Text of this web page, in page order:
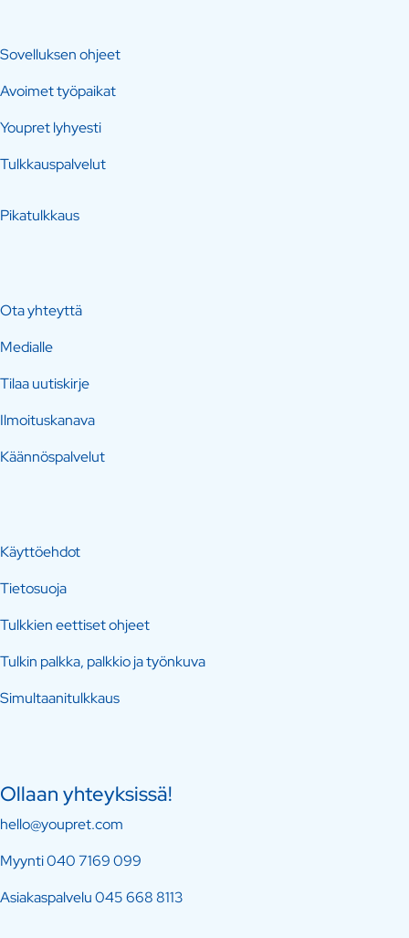
Sovelluksen ohjeet
Avoimet työpaikat
Youpret lyhyesti
Tulkkauspalvelut
Pikatulkkaus
Ota yhteyttä
Medialle
Tilaa uutiskirje
Ilmoituskanava
Käännöspalvelut
Käyttöehdot
Tietosuoja
Tulkkien eettiset ohjeet
Tulkin palkka, palkkio ja työnkuva
Simultaanitulkkaus
Ollaan yhteyksissä!
hello@youpret.com
Myynti040 7169 099
Asiakaspalvelu045 668 8113